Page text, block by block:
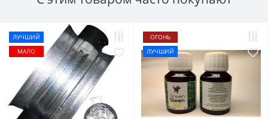
ЛУЧШИЙ
МАЛО
ОГОНЬ
ЛУЧШИЙ